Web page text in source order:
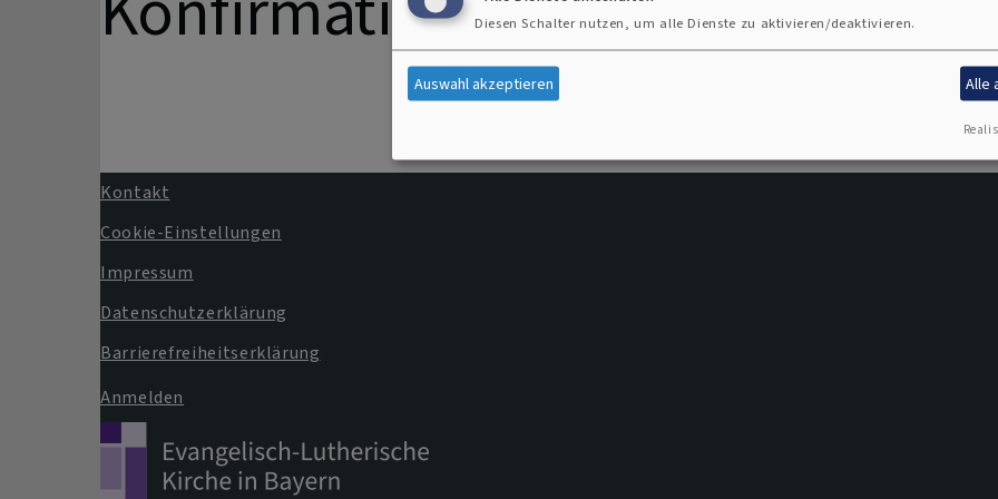
Fußbereichsmenü
Kontakt
Cookie-Einstellungen
Impressum
Datenschutzerklärung
Barrierefreiheitserklärung
Benutzermenü
Anmelden
Diesen Schalter nutzen, um alle Dienste zu aktivieren/deaktivieren.
Auswahl akzeptieren Alle